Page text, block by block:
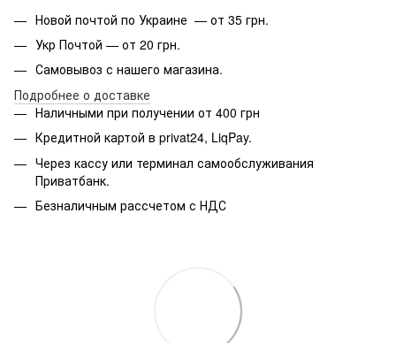
Новой почтой по Украине — от 35 грн.
Укр Почтой — от 20 грн.
Самовывоз с нашего магазина.
Подробнее о доставке
Наличными при получении от 400 грн
Кредитной картой в privat24, LiqPay.
Через кассу или терминал самообслуживания
Приватбанк.
Безналичным рассчетом с НДС